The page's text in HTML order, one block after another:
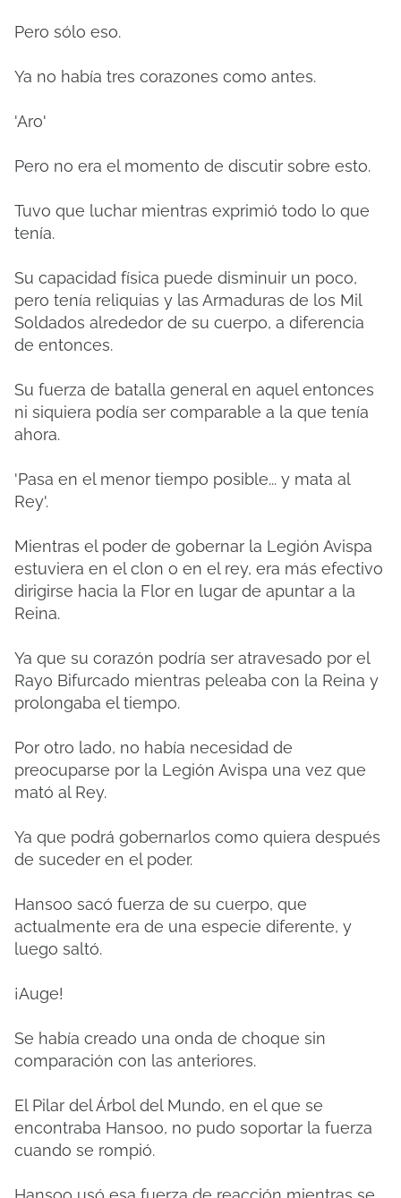
Pero sólo eso.
Ya no había tres corazones como antes.
'Aro'
Pero no era el momento de discutir sobre esto.
Tuvo que luchar mientras exprimió todo lo que
tenía.
Su capacidad física puede disminuir un poco,
pero tenía reliquias y las Armaduras de los Mil
Soldados alrededor de su cuerpo, a diferencia
de entonces.
Su fuerza de batalla general en aquel entonces
ni siquiera podía ser comparable a la que tenía
ahora.
'Pasa en el menor tiempo posible... y mata al
Rey'.
Mientras el poder de gobernar la Legión Avispa
estuviera en el clon o en el rey, era más efectivo
dirigirse hacia la Flor en lugar de apuntar a la
Reina.
Ya que su corazón podría ser atravesado por el
Rayo Bifurcado mientras peleaba con la Reina y
prolongaba el tiempo.
Por otro lado, no había necesidad de
preocuparse por la Legión Avispa una vez que
mató al Rey.
Ya que podrá gobernarlos como quiera después
de suceder en el poder.
Hansoo sacó fuerza de su cuerpo, que
actualmente era de una especie diferente, y
luego saltó.
¡Auge!
Se había creado una onda de choque sin
comparación con las anteriores.
El Pilar del Árbol del Mundo, en el que se
encontraba Hansoo, no pudo soportar la fuerza
cuando se rompió.